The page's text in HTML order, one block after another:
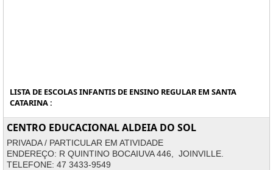
LISTA DE ESCOLAS INFANTIS DE ENSINO REGULAR EM SANTA
CATARINA :
CENTRO EDUCACIONAL ALDEIA DO SOL
PRIVADA / PARTICULAR EM ATIVIDADE
ENDEREÇO: R QUINTINO BOCAIUVA 446, JOINVILLE.
TELEFONE: 47 3433-9549